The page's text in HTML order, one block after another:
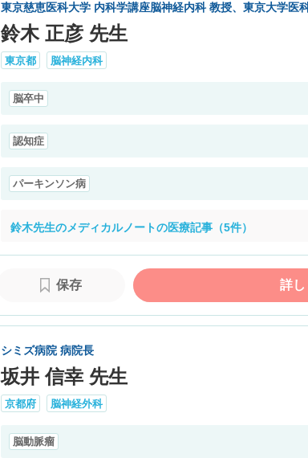
東京慈恵医科大学 内科学講座脳神経内科 教授、東京大学医
鈴木 正彦 先生
東京都 脳神経内科
脳卒中
認知症
パーキンソン病
鈴木先生のメディカルノートの医療記事（5件）
保存 詳し
シミズ病院 病院長
坂井 信幸 先生
京都府 脳神経外科
脳動脈瘤